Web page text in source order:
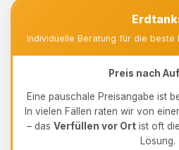
Individuelle Beratung für die beste
Preis nach
Eine pauschale Preisangabe ist
In vielen Fällen raten wir von
– das Verfüllen vor Ort ist oft
Lösung.